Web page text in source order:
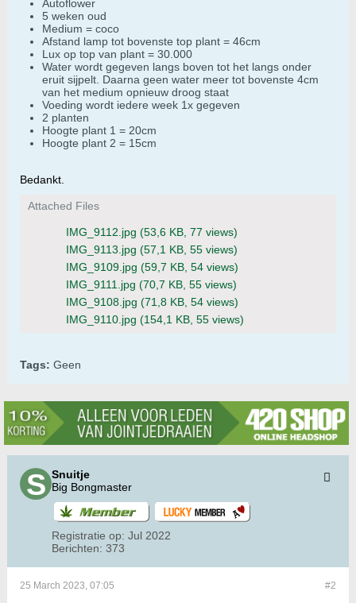
Autoflower
5 weken oud
Medium = coco
Afstand lamp tot bovenste top plant = 46cm
Lux op top van plant = 30.000
Water wordt gegeven langs boven tot het langs onder
eruit sijpelt. Daarna geen water meer tot bovenste 4cm
van het medium opnieuw droog staat
Voeding wordt iedere week 1x gegeven
2 planten
Hoogte plant 1 = 20cm
Hoogte plant 2 = 15cm
Bedankt.
Attached Files
IMG_9112.jpg (53,6 KB, 77 views)
IMG_9113.jpg (57,1 KB, 55 views)
IMG_9109.jpg (59,7 KB, 54 views)
IMG_9111.jpg (70,7 KB, 55 views)
IMG_9108.jpg (71,8 KB, 54 views)
IMG_9110.jpg (154,1 KB, 55 views)
Tags: Geen
Snuitje
Big Bongmaster
Registratie op: Jul 2022
Berichten: 373
#2
25 March 2023, 07:05